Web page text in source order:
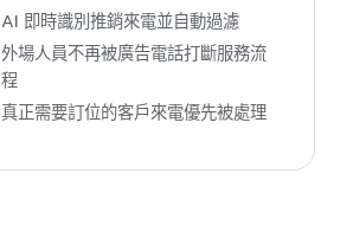
AI 即時識別推銷來電並自動過濾
外場人員不再被廣告電話打斷服務流
程
真正需要訂位的客戶來電優先被處理